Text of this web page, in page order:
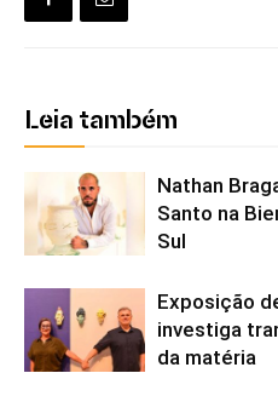
Leia também
Nathan
Santo na
Sul
Exposição
investiga
da matéria